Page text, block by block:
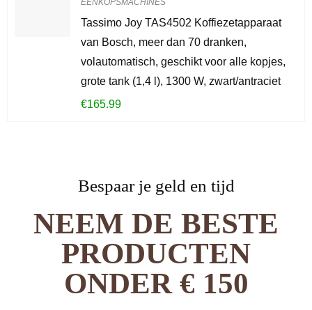
EENKOPSMACHINES
Tassimo Joy TAS4502 Koffiezetapparaat
van Bosch, meer dan 70 dranken,
volautomatisch, geschikt voor alle kopjes,
grote tank (1,4 l), 1300 W, zwart/antraciet
€165.99
Bespaar je geld en tijd
NEEM DE BESTE
PRODUCTEN
ONDER € 150